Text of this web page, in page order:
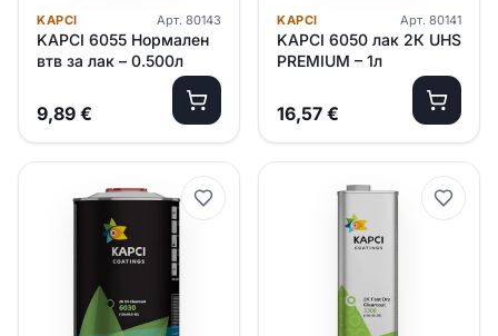
KAPCI Арт. 80143
KAPCI 6055 Нормален
втв за лак – 0.500л
9,89 €
KAPCI Арт. 80141
KAPCI 6050 лак 2К UHS
PREMIUM – 1л
16,57 €